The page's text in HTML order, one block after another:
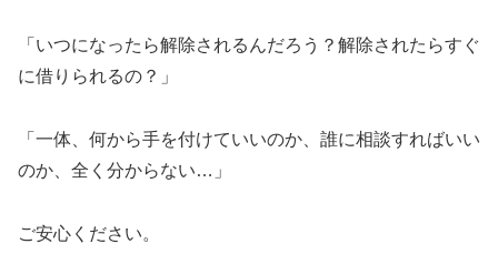
「いつになったら解除されるんだろう？解除されたらすぐ
に借りられるの？」
「一体、何から手を付けていいのか、誰に相談すればいい
のか、全く分からない…」
ご安心ください。